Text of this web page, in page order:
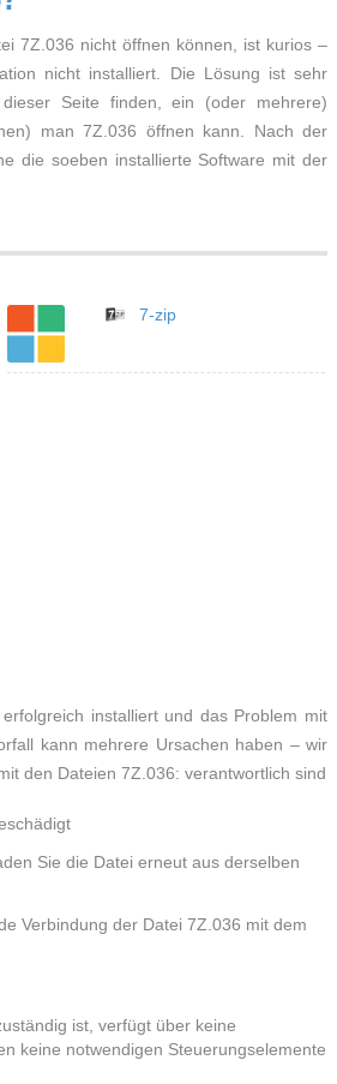
7Z.036 nicht öffnen können, ist kurios –
nicht installiert. Die Lösung ist sehr
Seite finden, ein (oder mehrere)
man 7Z.036 öffnen kann. Nach der
die soeben installierte Software mit der
7-zip
installiert und das Problem mit
kann mehrere Ursachen haben – wir
den Dateien 7Z.036: verantwortlich sind
Sie die Datei erneut aus derselben
Verbindung der Datei 7Z.036 mit dem
ist, verfügt über keine
keine notwendigen Steuerungselemente